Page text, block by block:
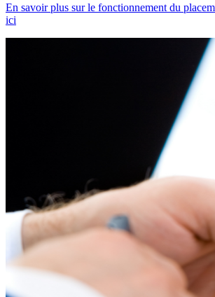
En savoir plus sur le fonctionnement du
ici